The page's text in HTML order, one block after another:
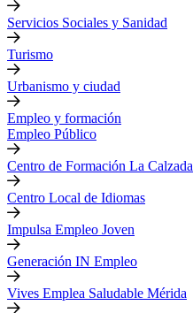
Servicios Sociales y Sanidad
Turismo
Urbanismo y ciudad
Empleo y formación
Empleo Público
Centro de Formación La Calzada
Centro Local de Idiomas
Impulsa Empleo Joven
Generación IN Empleo
Vives Emplea Saludable Mérida